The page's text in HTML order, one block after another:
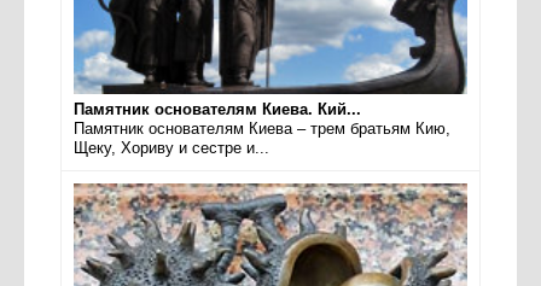
Памятник основателям Киева. Кий...
Памятник основателям Киева – трем братьям Кию,
Щеку, Хориву и сестре и...